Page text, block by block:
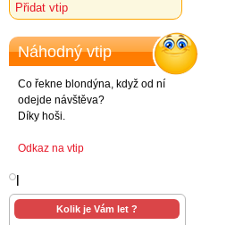
Přidat vtip
Náhodný vtip
Co řekne blondýna, když od ní
odejde návštěva?
Díky hoši.
Odkaz na vtip
Kolik je Vám let ?